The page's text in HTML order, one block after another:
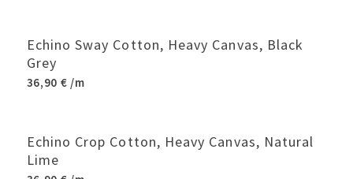
Echino Sway Cotton, Heavy Canvas, Black
Grey
36,90 € /m
Echino Crop Cotton, Heavy Canvas, Natural
Lime